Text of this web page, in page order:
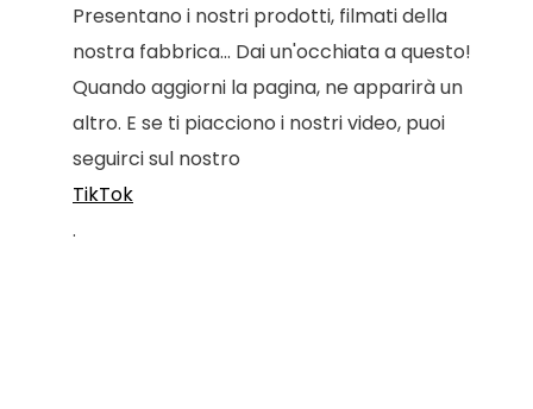
Presentano i nostri prodotti, filmati della
nostra fabbrica... Dai un'occhiata a questo!
Quando aggiorni la pagina, ne apparirà un
altro. E se ti piacciono i nostri video, puoi
seguirci sul nostro
TikTok
.